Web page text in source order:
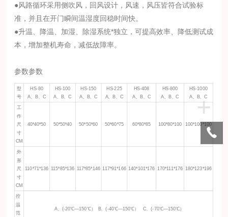
●风路循环采用侧吹风，回风设计，风速，风压皆符合试验标
准，并且在开门瞬间温湿度回稳时间快。
●升温、降温、加湿、除湿系统*独立，可提高效率、降低测试成
本，增加整机寿命，减低故障率。
参数参数
+
型
号
HS-80
A、B、C
HS-100
A、B、C
HS-150
A、B、C
HS-225
A、B、C
HS-408
A、B、C
HS-800
A、B、C
HS-1000
A、B、C
工
作
尺
寸
CM
40*40*50 50*50*40 50*50*60 50*60*75 60*80*85 100*80*100 100*100*100
外
形
尺
寸
CM
110*71*136 115*85*136 117*85*146 117*91*166 140*101*176 170*111*176 180*123*196
控
温
范
A、(-20℃—150℃） B、(-40℃—150℃） C、(-70℃—150℃）